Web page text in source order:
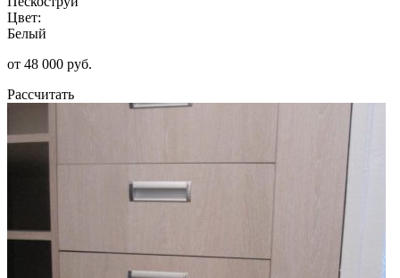
Цвет:
Белый
от 48 000 руб.
Рассчитать